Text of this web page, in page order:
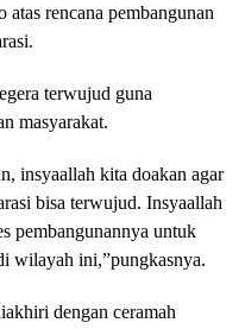
rencana pembangunan
terwujud guna
masyarakat.
insyaallah kita doakan agar
bisa terwujud. Insyaallah
pembangunannya untuk
wilayah ini,”pungkasnya.
dengan ceramah